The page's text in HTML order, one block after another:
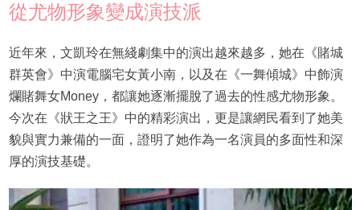
從尤物形象變成演技派
近年來，文凱玲在無綫劇集中的演出越來越多，她在《賭城
群英會》中演電腦宅女黃小南，以及在《一舞傾城》中飾演
爛賭舞女Money，都讓她逐漸擺脫了過去的性感尤物形象。
今次在《狀王之王》中的精彩演出，更是讓網民看到了她美
貌與實力兼備的一面，證明了她作為一名演員的多面性和深
厚的演技基礎。